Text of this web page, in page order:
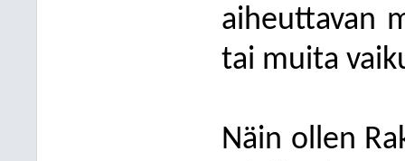
aiheuttavan
tai muita
Näin ollen